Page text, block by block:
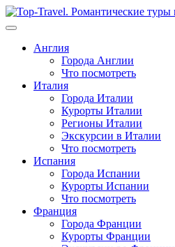
Перейти
к
Англия
Города Англии
Что посмотреть
Италия
Города Италии
Курорты Италии
Регионы Италии
Экскурсии в Италии
Что посмотреть
Испания
Города Испании
Курорты Испании
Что посмотреть
Франция
Города Франции
Курорты Франции